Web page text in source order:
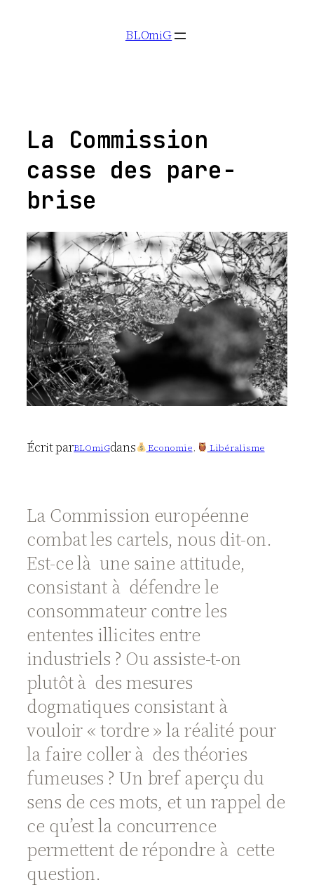
BLOmiG
La Commission
casse des pare-
brise
Écrit parBLOmiGdans Economie, Libéralisme
La Commission européenne
combat les cartels, nous dit-on.
Est-ce là une saine attitude,
consistant à défendre le
consommateur contre les
ententes illicites entre
industriels ? Ou assiste-t-on
plutôt à des mesures
dogmatiques consistant à
vouloir « tordre » la réalité pour
la faire coller à des théories
fumeuses ? Un bref aperçu du
sens de ces mots, et un rappel de
ce qu’est la concurrence
permettent de répondre à cette
question.